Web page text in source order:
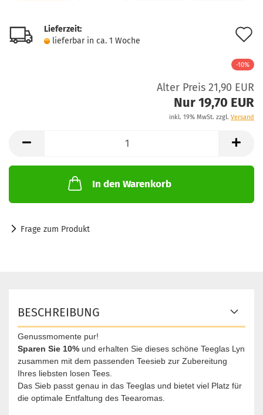
Lieferzeit:
lieferbar in ca. 1 Woche
-10%
Alter Preis 21,90 EUR
Nur 19,70 EUR
inkl. 19% MwSt. zzgl. Versand
In den Warenkorb
Frage zum Produkt
BESCHREIBUNG
Genussmomente pur!
Sparen Sie 10% und erhalten Sie dieses schöne Teeglas Lyn
zusammen mit dem passenden Teesieb zur Zubereitung
Ihres liebsten losen Tees.
Das Sieb passt genau in das Teeglas und bietet viel Platz für
die optimale Entfaltung des Teearomas.